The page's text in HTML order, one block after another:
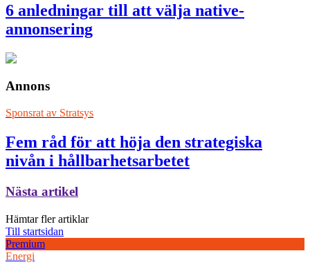
6 anledningar till att välja native-
annonsering
Annons
Sponsrat av Stratsys
Fem råd för att höja den strategiska
nivån i hållbarhetsarbetet
Nästa artikel
Hämtar fler artiklar
Till startsidan
Premium
Energi